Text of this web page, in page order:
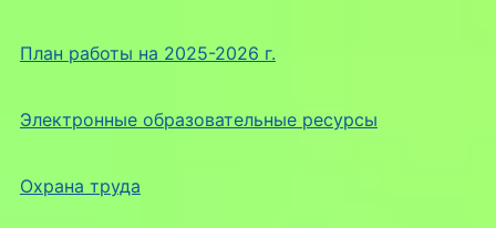
План работы на 2025-2026 г.
Электронные образовательные ресурсы
Охрана труда